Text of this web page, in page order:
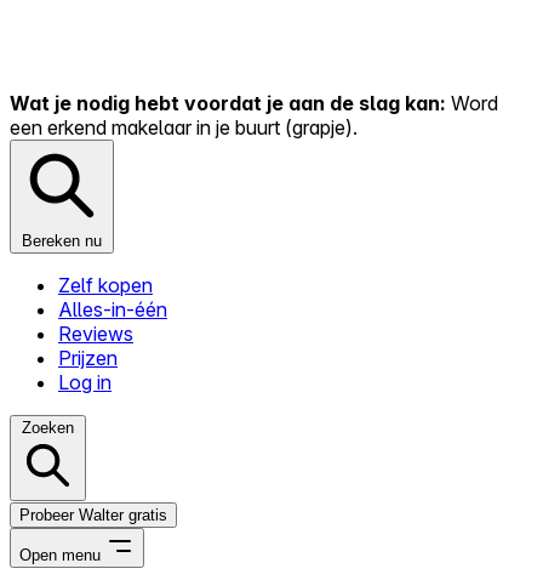
Wat je nodig hebt voordat je aan de slag kan: Word
een erkend makelaar in je buurt (grapje).
Bereken nu
Zelf kopen
Alles-in-één
Reviews
Prijzen
Log in
Zoeken
Probeer Walter gratis
Open menu